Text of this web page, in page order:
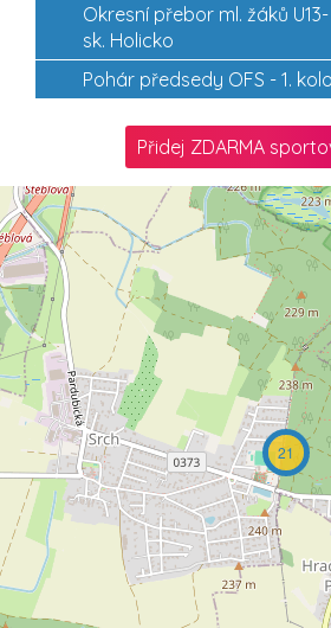
Okresní přebor ml. žáků U13-
sk. Holicko
Pohár předsedy OFS - 1. kolo
Přidej ZDARMA
21